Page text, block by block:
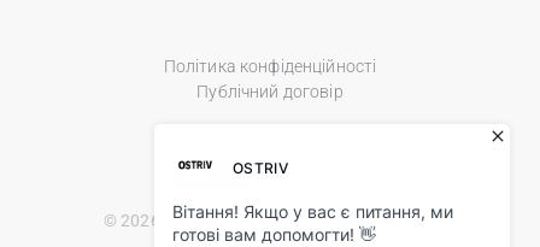
Політика конфіденційності
Публічний договір
© 2026 Ostriv.ua Store. All Rights Reserved.